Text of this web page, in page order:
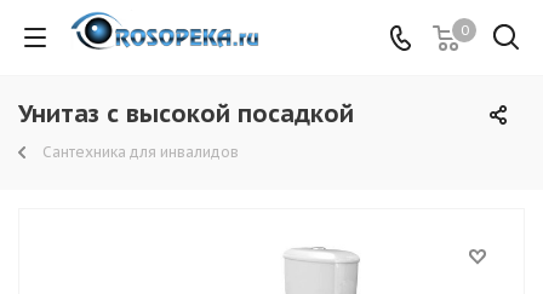
0
Унитаз с высокой посадкой
Сантехника для инвалидов